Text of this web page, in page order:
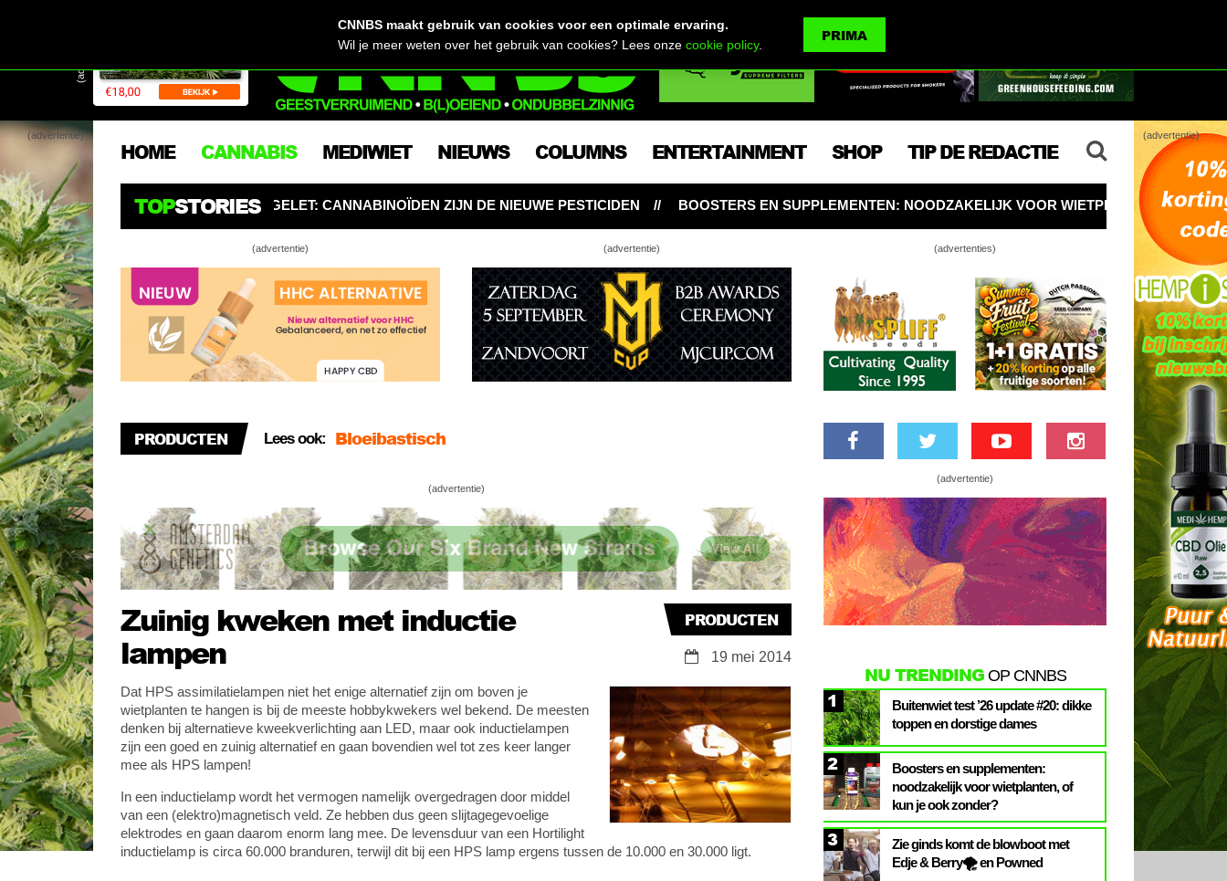
(advertentie) (advertentie)
(advertentie)
HOME CANNABIS MEDIWIET NIEUWS COLUMNS ENTERTAINMENT SHOP TIP DE REDACTIE
TOPSTORIES
EN BURGERS OPGELET: CANNABINOÏDEN ZIJN DE NIEUWE PESTICIDEN BOOSTERS EN SUPPLEMENTEN: NOODZAKELIJK VOOR WIETPLANTEN, OF KUN JE OOK ZONDER?
(advertentie) (advertentie)
PRODUCTEN Lees ook:
Bloeibastisch
Nutri Nova voor de hele hydrocyclus
Check je pH (en je pH meter)
Bloeibastisch
(advertentie)
Zuinig kweken met inductie
lampen
PRODUCTEN
19 mei 2014
Dat HPS assimilatielampen niet het enige alternatief zijn om boven je
wietplanten te hangen is bij de meeste hobbykwekers wel bekend. De meesten
denken bij alternatieve kweekverlichting aan LED, maar ook inductielampen
zijn een goed en zuinig alternatief en gaan bovendien wel tot zes keer langer
mee als HPS lampen!
In een inductielamp wordt het vermogen namelijk overgedragen door middel
van een (elektro)magnetisch veld. Ze hebben dus geen slijtagegevoelige
elektrodes en gaan daarom enorm lang mee. De levensduur van een Hortilight
inductielamp is circa 60.000 branduren, terwijl dit bij een HPS lamp ergens tussen de 10.000 en 30.000 ligt.
(advertenties)
(advertentie)
NU TRENDINGOP CNNBS
1
Buitenwiet test ’26 update #20: dikke
toppen en dorstige dames
2
Boosters en supplementen:
noodzakelijk voor wietplanten, of
kun je ook zonder?
3
Zie ginds komt de blowboot met
Edje & Berry🌪️ en Powned
CNNBS maakt gebruik van cookies voor een optimale ervaring.
Wil je meer weten over het gebruik van cookies? Lees onzecookie policy.
PRIMA